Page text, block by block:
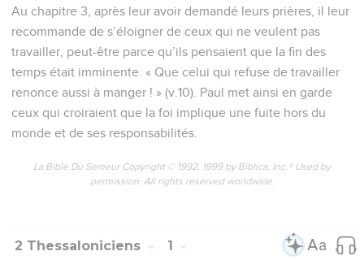
Au chapitre 3, après leur avoir demandé leurs prières, il leur
recommande de s’éloigner de ceux qui ne veulent pas
travailler, peut-être parce qu’ils pensaient que la fin des
temps était imminente. « Que celui qui refuse de travailler
renonce aussi à manger ! » (v.10). Paul met ainsi en garde
ceux qui croiraient que la foi implique une fuite hors du
monde et de ses responsabilités.
La Bible Du Semeur Copyright © 1992, 1999 by Biblica, Inc.® Used by
permission. All rights reserved worldwide.
2 Thessaloniciens 1